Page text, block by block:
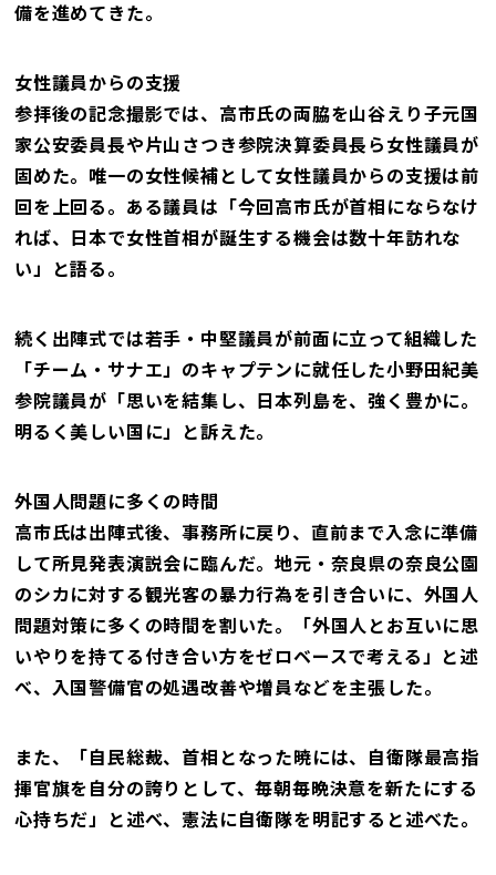
備を進めてきた。
女性議員からの支援
参拝後の記念撮影では、高市氏の両脇を山谷えり子元国
家公安委員長や片山さつき参院決算委員長ら女性議員が
固めた。唯一の女性候補として女性議員からの支援は前
回を上回る。ある議員は「今回高市氏が首相にならなけ
れば、日本で女性首相が誕生する機会は数十年訪れな
い」と語る。
続く出陣式では若手・中堅議員が前面に立って組織した
「チーム・サナエ」のキャプテンに就任した小野田紀美
参院議員が「思いを結集し、日本列島を、強く豊かに。
明るく美しい国に」と訴えた。
外国人問題に多くの時間
高市氏は出陣式後、事務所に戻り、直前まで入念に準備
して所見発表演説会に臨んだ。地元・奈良県の奈良公園
のシカに対する観光客の暴力行為を引き合いに、外国人
問題対策に多くの時間を割いた。「外国人とお互いに思
いやりを持てる付き合い方をゼロベースで考える」と述
べ、入国警備官の処遇改善や増員などを主張した。
また、「自民総裁、首相となった暁には、自衛隊最高指
揮官旗を自分の誇りとして、毎朝毎晩決意を新たにする
心持ちだ」と述べ、憲法に自衛隊を明記すると述べた。